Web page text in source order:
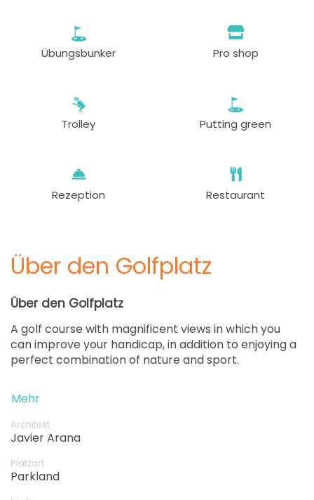
Übungsbunker Pro shop
Trolley Putting green
Rezeption Restaurant
Über den Golfplatz
Über den Golfplatz
A golf course with magnificent views in which you
can improve your handicap, in addition to enjoying a
perfect combination of nature and sport.
Mehr
Architekt
Javier Arana
Platzart
Parkland